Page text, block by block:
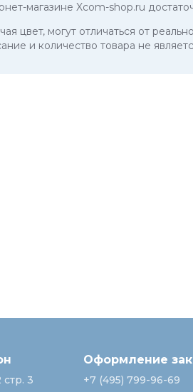
магазине Xcom-shop.ru
цвет, могут отличаться от
и количество товара не
стр. 3
Оформление
+7 (495) 799-96-69